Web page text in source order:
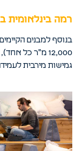
רמה בינלאומית
12,000 מ"ר כל
גמישות מירבית